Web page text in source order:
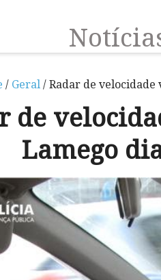
/ Geral/ Radar de velocidade
de
Lamego